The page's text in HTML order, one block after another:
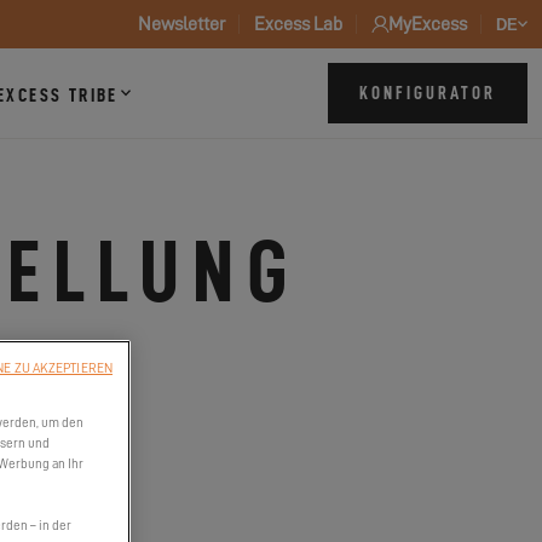
Newsletter Excess Lab MyExcess DE
TRIBE KONFIGURATOR
um den
und
an Ihr
– in der
ZU AKZEPTIEREN